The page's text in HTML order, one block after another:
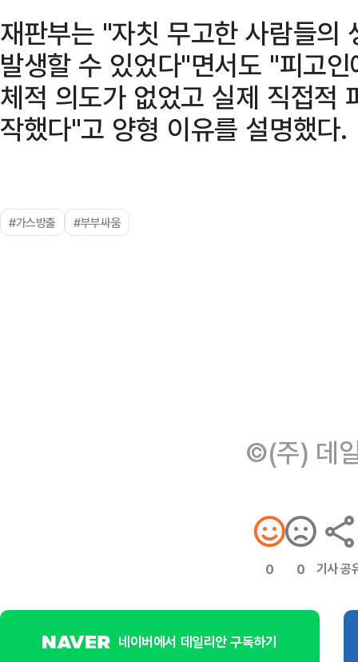
재판부는 "자칫 무고한 사람들의
발생할 수 있었다"면서도 "피고
체적 의도가 없었고 실제 직접적
작했다"고 양형 이유를 설명했다.
#가스방출 #부부싸움
©(주) 데
0 0 기사 공
네이버에서 데일리안 구독하기